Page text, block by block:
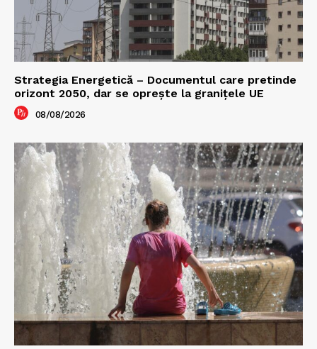
Strategia Energetică – Documentul care pretinde
orizont 2050, dar se oprește la granițele UE
08/08/2026